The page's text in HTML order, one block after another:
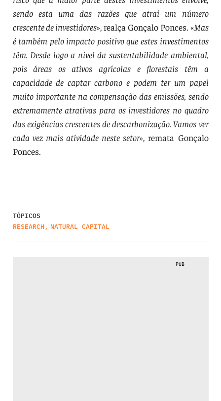
sendo esta uma das razões que atrai um número
crescente de investidores», realça Gonçalo Ponces. «Mas
é também pelo impacto positivo que estes investimentos
têm. Desde logo a nível da sustentabilidade ambiental,
pois áreas os ativos agrícolas e florestais têm a
capacidade de captar carbono e podem ter um papel
muito importante na compensação das emissões, sendo
extremamente atrativas para os investidores no quadro
das exigências crescentes de descarbonização. Vamos ver
cada vez mais atividade neste setor», remata Gonçalo
Ponces.
TÓPICOS
RESEARCH , NATURAL CAPITAL
PUB